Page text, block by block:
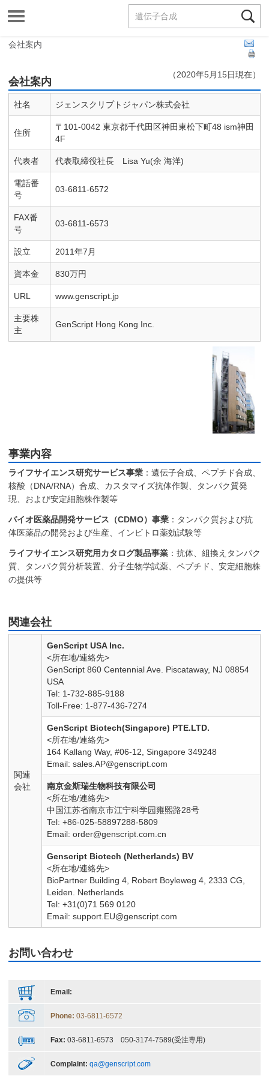

受託サービス
カタログ製品
サポート
会社情報
お問合せ
Phone:
ログイン
新規登録
Toggle
navigation
会社案内
（2020年5月15日現在）
会社案内
社名 ジェンスクリプトジャパン株式会社
住所
〒101-0042 東京都千代田区神田東松下町48 ism神田
4F
代表者 代表取締役社長 Lisa Yu(余 海洋)
電話番
号
03-6811-6572
FAX番
号
03-6811-6573
設立 2011年7月
資本金 830万円
URL www.genscript.jp
主要株
主
GenScript Hong Kong Inc.
事業内容
ライフサイエンス研究サービス事業 ：遺伝子合成、ペプチド合成、
核酸（DNA/RNA）合成、カスタマイズ抗体作製、タンパク質発
現、および安定細胞株作製等
バイオ医薬品開発サービス（CDMO）事業 ：タンパク質および抗
体医薬品の開発および生産、インビトロ薬効試験等
ライフサイエンス研究用カタログ製品事業 ：抗体、組換えタンパク
質、タンパク質分析装置、分子生物学試薬、ペプチド、安定細胞株
の提供等
関連会社
関連
会社
GenScript USA Inc.
<所在地/連絡先>
GenScript 860 Centennial Ave. Piscataway, NJ 08854
USA
Tel: 1-732-885-9188
Toll-Free: 1-877-436-7274
GenScript Biotech(Singapore) PTE.LTD.
<所在地/連絡先>
164 Kallang Way, #06-12, Singapore 349248
Email: sales.AP@genscript.com
南京金斯瑞生物科技有限公司
<所在地/連絡先>
中国江苏省南京市江宁科学园雍熙路28号
Tel: +86-025-58897288-5809
Email: order@genscript.com.cn
Genscript Biotech (Netherlands) BV
<所在地/連絡先>
BioPartner Building 4, Robert Boyleweg 4, 2333 CG,
Leiden. Netherlands
Tel: +31(0)71 569 0120
Email: support.EU@genscript.com
お問い合わせ
Email:
Phone: 03-6811-6572
Fax: 03-6811-6573 050-3174-7589(受注専用)
Complaint: qa@genscript.com